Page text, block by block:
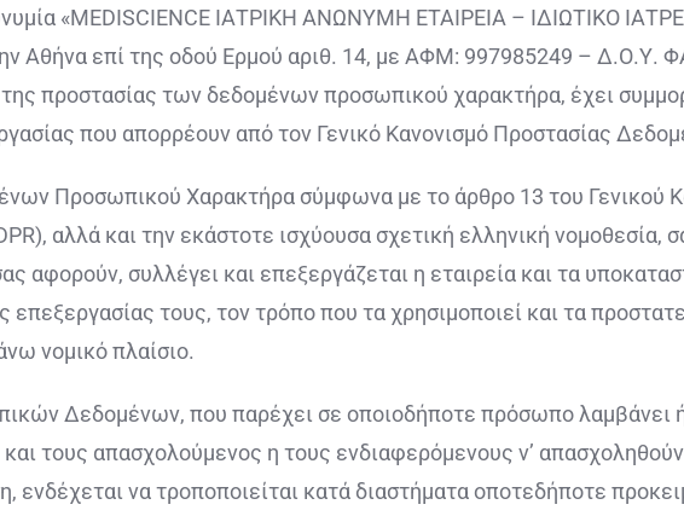
«MEDISCIENCE ΙΑΤΡΙΚΗ ΑΝΩΝΥΜΗ ΕΤΑΙΡΕΙΑ – ΙΔΙΩΤΙΚΟ
Αθήνα επί της οδού Ερμού αριθ. 14, με ΑΦΜ: 997985249 – Δ.Ο.Υ.
προστασίας των δεδομένων προσωπικού χαρακτήρα, έχει
που απορρέουν από τον Γενικό Κανονισμό Προστασίας
Προσωπικού Χαρακτήρα σύμφωνα με το άρθρο 13 του Γενικού
αλλά και την εκάστοτε ισχύουσα σχετική ελληνική νομοθεσία,
αφορούν, συλλέγει και επεξεργάζεται η εταιρεία και τα
τους, τον τρόπο που τα χρησιμοποιεί και τα
νομικό πλαίσιο.
Δεδομένων, που παρέχει σε οποιοδήποτε πρόσωπο λαμβάνει ή
τους απασχολούμενος η τους ενδιαφερόμενους ν’ απασχοληθούν
να τροποποιείται κατά διαστήματα οποτεδήποτε